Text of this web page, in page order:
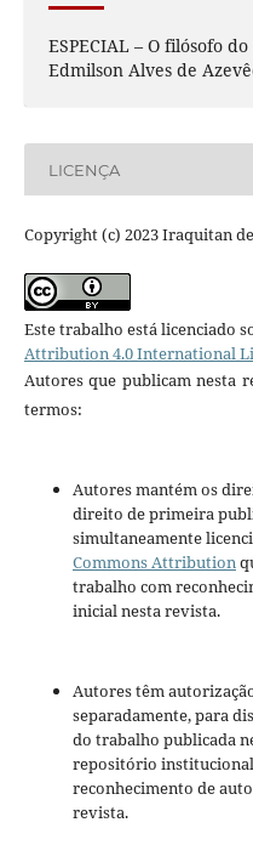
ESPECIAL – O filósofo
Edmilson Alves de
LICENÇA
Copyright (c) 2023 Iraquitan
Este trabalho está licenciado
Attribution 4.0 International
Autores que publicam nesta
termos:
Autores mantém os
direito de primeira
simultaneamente
Commons Attribution
trabalho com
inicial nesta revista.
Autores têm
separadamente, para
do trabalho publicada
repositório
reconhecimento de
revista.